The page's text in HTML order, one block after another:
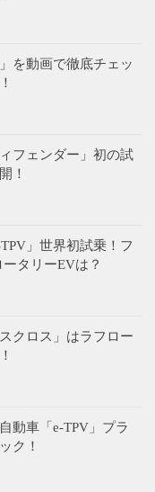
を動画で徹底チェッ
フェンダー」初の試
！
」世界初試乗！フ
タリーEVは？
クロス」はラフロー
動車「e-TPV」プラ
ク！